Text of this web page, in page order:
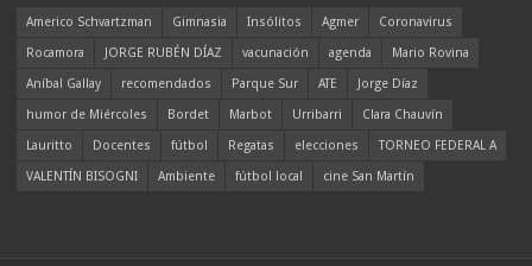
Americo Schvartzman Gimnasia Insólitos Agmer
Coronavirus
Rocamora
JORGE RUBÉN DÍAZ vacunación agenda
Mario Rovina
Aníbal Gallay
recomendados Parque Sur ATE
Jorge Díaz
humor de Miércoles
Bordet Marbot Urribarri
Clara Chauvín
Lauritto
Docentes fútbol Regatas elecciones
TORNEO FEDERAL A
VALENTÍN BISOGNI
Ambiente fútbol local cine San Martín